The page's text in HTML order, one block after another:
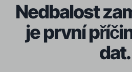
Nedbalost
je první
dat.